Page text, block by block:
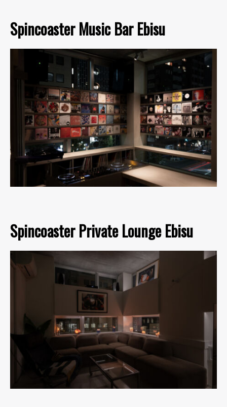
Spincoaster Music Bar Ebisu
Spincoaster Private Lounge Ebisu